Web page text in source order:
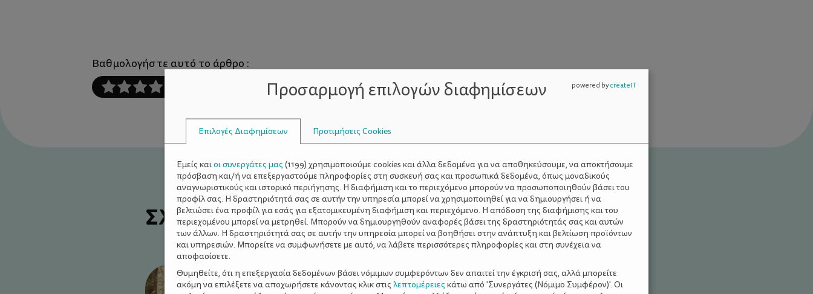
Βαθμολογήστε αυτό το άρθρο :
ΣΧΕΤΙΚΑ ΑΡΘΡΑ
3 ΙΔΑΝΙΚΕΣ ΠΕΖΟΠΟΡΙΕΣ ΓΙΑ ΠΑΙΔΙΑ
Προσαρμογή επιλογών διαφημίσεων
Επιλογές Διαφημίσεων Προτιμήσεις Cookies
Εμείς καιοι συνεργάτες μας (1199) χρησιμοποιούμε cookies και άλλα δεδομένα για να αποθηκεύσουμε, να αποκτήσουμε
πρόσβαση και/ή να επεξεργαστούμε πληροφορίες στη συσκευή σας και προσωπικά δεδομένα, όπως μοναδικούς
αναγνωριστικούς και ιστορικό περιήγησης. Η διαφήμιση και το περιεχόμενο μπορούν να προσωποποιηθούν βάσει του
προφίλ σας. Η δραστηριότητά σας σε αυτήν την υπηρεσία μπορεί να χρησιμοποιηθεί για να δημιουργήσει ή να
βελτιώσει ένα προφίλ για εσάς για εξατομικευμένη διαφήμιση και περιεχόμενο. Η απόδοση της διαφήμισης και του
περιεχομένου μπορεί να μετρηθεί. Μπορούν να δημιουργηθούν αναφορές βάσει της δραστηριότητάς σας και αυτών
των άλλων. Η δραστηριότητά σας σε αυτήν την υπηρεσία μπορεί να βοηθήσει στην ανάπτυξη και βελτίωση προϊόντων
και υπηρεσιών. Μπορείτε να συμφωνήσετε με αυτό, να λάβετε περισσότερες πληροφορίες και στη συνέχεια να
αποφασίσετε.
Θυμηθείτε, ότι η επεξεργασία δεδομένων βάσει νόμιμων συμφερόντων δεν απαιτεί την έγκρισή σας, αλλά μπορείτε
ακόμη να επιλέξετε να αποχωρήσετε κάνοντας κλικ στις λεπτομέρειες κάτω από 'Συνεργάτες (Νόμιμο Συμφέρον)'. Οι
powered bycreateIT